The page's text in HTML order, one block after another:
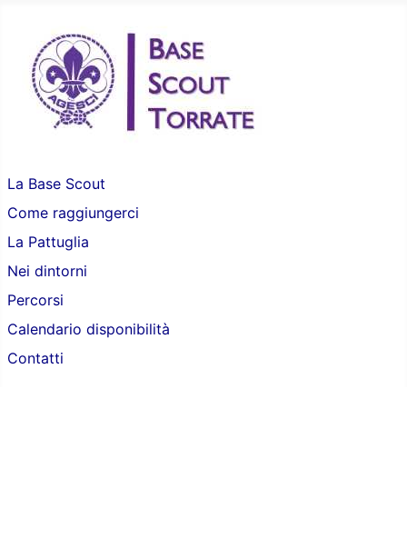
La Base Scout
Come raggiungerci
La Pattuglia
Nei dintorni
Percorsi
Calendario disponibilità
Contatti